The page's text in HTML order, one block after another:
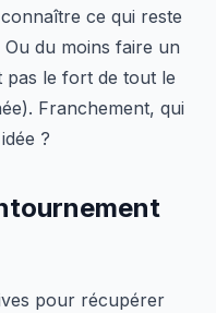
ce qui reste
du moins faire un
pas le fort de tout le
Franchement, qui
?
pour récupérer